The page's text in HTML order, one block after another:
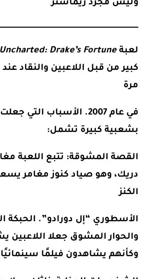
وليس مجرد ريماستر
لعبةUncharted: Drake’s Fortune
كبير من قبل اللاعبين والنقاد
مرة
في عام 2007. الأسباب
بشعبية كبيرة تشمل:
القصة المشوقة: تتبع اللعبة
دريك، وهو صياد كنوز مغامر
الكنز
الأسطوري “إل دورادو”. الحبكة
والحوار المشوق جعلا اللاعبين
وكأنهم يشاهدون فيلمًا